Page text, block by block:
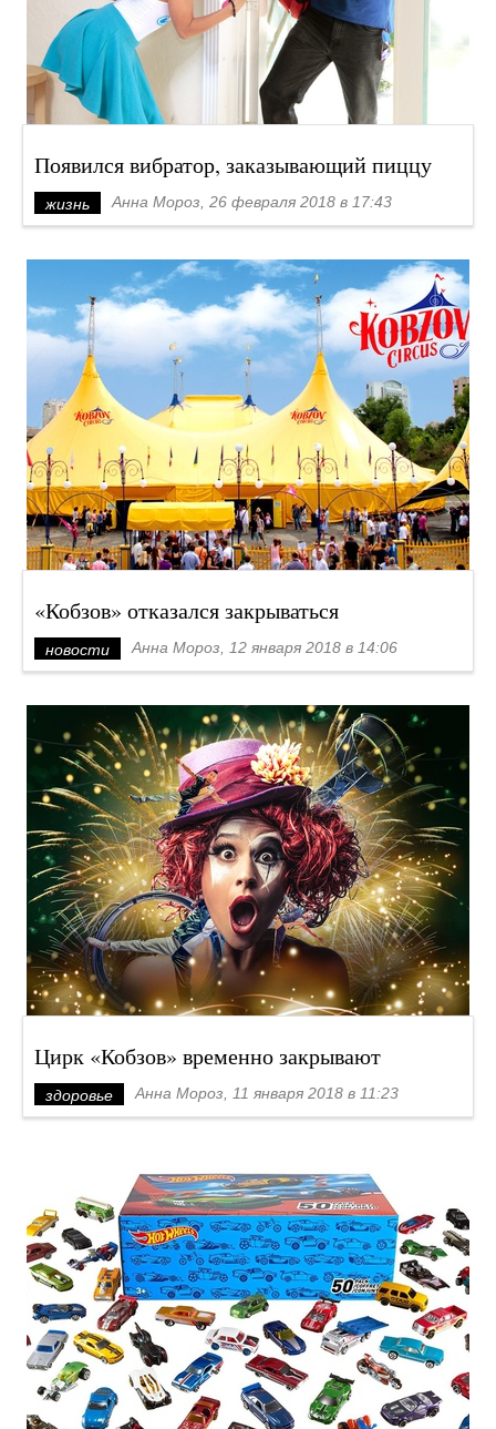
Появился вибратор, заказывающий пиццу
жизнь Анна Мороз, 26 февраля 2018 в 17:43
«Кобзов» отказался закрываться
новости Анна Мороз, 12 января 2018 в 14:06
Цирк «Кобзов» временно закрывают
здоровье Анна Мороз, 11 января 2018 в 11:23